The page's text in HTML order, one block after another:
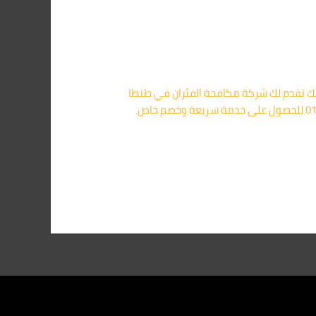
تقدم لك شركة مكافحة الفئران في طنطا
خدمات متخصصة تعتمد على أحدث المعدات والمبيدات لضمان إبادة شاملة ونهائية للفئران. 📞 اتصل الآن على 01091560420 للحصول على خدمة سريعة وخصم خاص.